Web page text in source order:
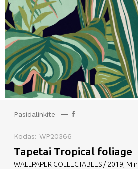
Pasidalinkite
Kodas: WP20366
Tapetai Tropical foliage
WALLPAPER COLLECTABLES / 2019,